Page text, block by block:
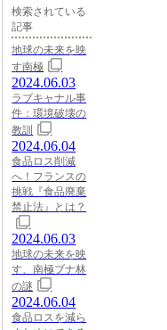
検索されている
記事
地球の未来を映
す南極
2024.06.03
ラブキャナル事
件：環境破壊の
教訓
2024.06.04
食品ロス削減
へ！フランスの
挑戦『食品廃棄
禁止法』とは？
2024.06.03
地球の未来を映
す、南極ブナ林
の謎
2024.06.04
食品ロスを減ら